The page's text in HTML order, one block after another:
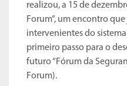
realizou, a 15 de
Forum”, um encontro
intervenientes do
primeiro passo para o
futuro “Fórum da
Forum).